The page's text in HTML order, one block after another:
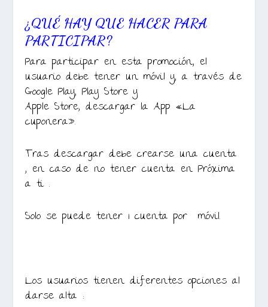
¿QUÉ HAY QUE HACER PARA
PARTICIPAR?
Para participar en esta promoción, el
usuario debe tener un móvil y, a través de
Google Play, Play Store y
Apple Store, descargar la App «La
cuponera».
Tras descargar debe crearse una cuenta
, en caso de no tener cuenta en Próxima
a ti .
Solo se puede tener 1 cuenta por móvil.
Los usuarios tienen diferentes opciones al
darse alta :